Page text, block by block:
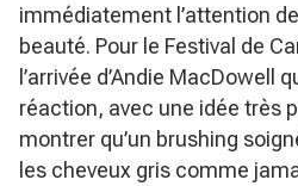
immédiatement l’attention
beauté. Pour le Festival de
l’arrivée d’Andie MacDowell
réaction, avec une idée très
montrer qu’un brushing
les cheveux gris comme